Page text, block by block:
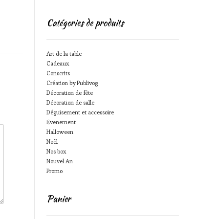
Catégories de produits
Art de la table
Cadeaux
Conscrits
Création by Publivog
Décoration de fête
Décoration de salle
Déguisement et accessoire
Evenement
Halloween
Noël
Nos box
Nouvel An
Promo
Panier